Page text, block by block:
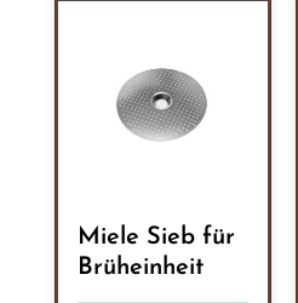
Miele Sieb für
Brüheinheit